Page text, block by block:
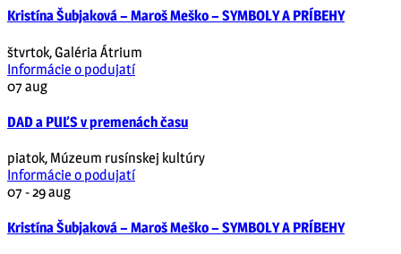
Kristína Šubjaková – Maroš Meško – SYMBOLY A PRÍBEHY
štvrtok,Galéria Átrium
Informácie o podujatí
07 aug
DAD a PUĽS v premenách času
piatok, Múzeum rusínskej kultúry
Informácie o podujatí
07 - 29aug
Kristína Šubjaková – Maroš Meško – SYMBOLY A PRÍBEHY